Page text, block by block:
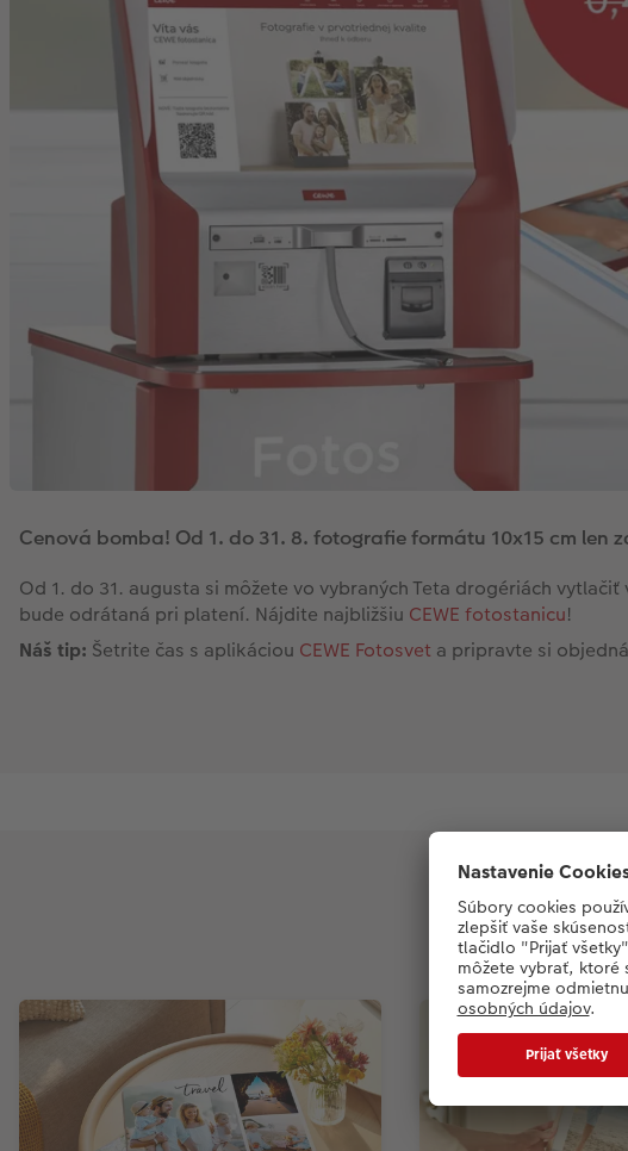
Cenová bomba! Od 1. do 31. 8. fotografie formátu 10x15 cm len
Od 1. do 31. augusta si môžete vo vybraných Teta drogériách
bude odrátaná pri platení. Nájdite najbližšiu CEWE fotostanicu!
Náš tip: Šetrite čas s aplikáciou CEWE Fotosvet a pripravte si
Aby